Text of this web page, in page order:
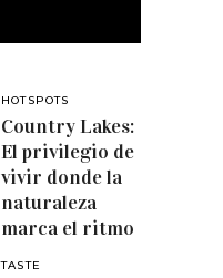
HOTSPOTS
Country Lakes:
El privilegio de
vivir donde la
naturaleza
marca el ritmo
TASTE